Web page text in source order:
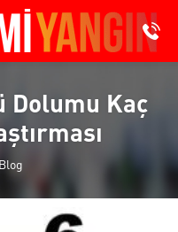
Dolumu Kaç
Blog